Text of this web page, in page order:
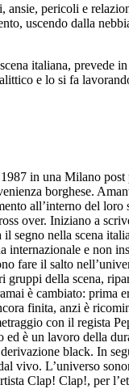
pericoli e
uscendo dalla
italiana, prevede
e lo si fa
in una Milano
borghese.
all’interno del
Iniziano a
nella scena
internazionale e non
fare il salto
della scena,
è cambiato:
finita, anzi è
con il regista
è un lavoro della
black. In
vivo. L’universo
Clap! Clap!, per